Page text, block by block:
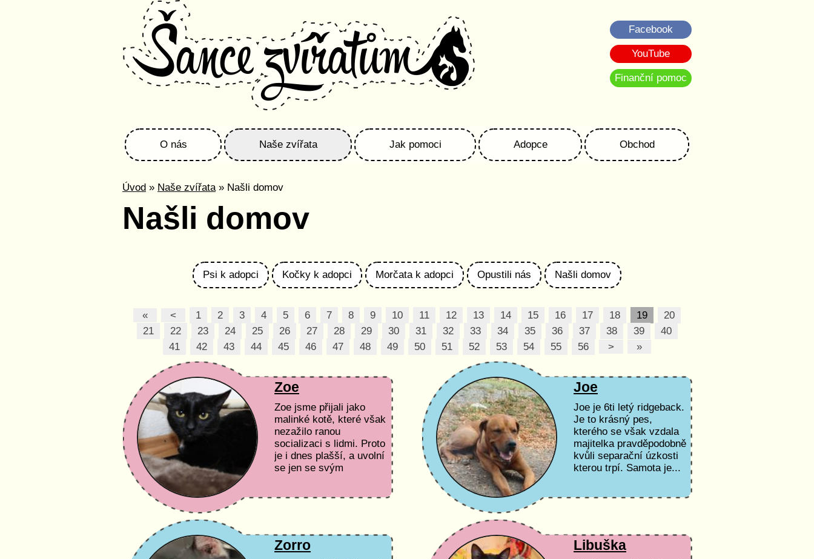
Facebook
YouTube
Finanční pomoc
O nás Naše zvířata Jak pomoci Adopce Obchod
Úvod » Naše zvířata» Našli domov
Našli domov
Psi k adopci Kočky k adopci Morčata k adopci Opustili nás Našli domov
« < 1 2 3 4 5 6 7 8 9 10 11 12 13 14 15 16 17 18 19
20
21
22 23 24 25 26 27 28 29 30 31 32 33 34 35 36 37 38 39
40
41
42 43 44 45 46 47 48 49 50 51 52 53 54 55 56 > »
Zoe
Zoe jsme přijali jako
malinké kotě, které však
nezažilo ranou
socializaci s lidmi. Proto
je i dnes plašší, a uvolní
se jen se svým
Joe
Joe je 6ti letý ridgeback.
Je to krásný pes,
kterého se však vzdala
majitelka pravděpodobně
kvůli separační úzkosti
kterou trpí. Samota je...
Zorro Libuška